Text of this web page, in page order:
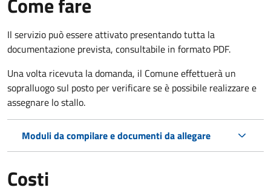
Il servizio può essere attivato presentando tutta la
documentazione prevista, consultabile in formato PDF.
Una volta ricevuta la domanda, il Comune effettuerà un
sopralluogo sul posto per verificare se è possibile realizzare e
assegnare lo stallo.
Moduli da compilare e documenti da allegare
Costi